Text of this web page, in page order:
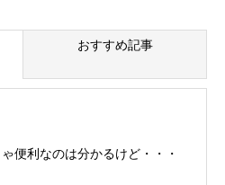
おすすめ記事
便利なのは分かるけど・・・